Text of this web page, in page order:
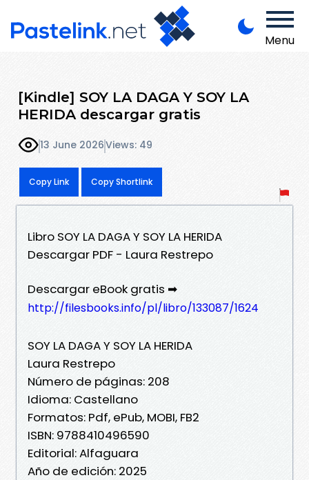
Menu
[Kindle] SOY LA DAGA Y SOY LA
HERIDA descargar gratis
13 June 2026Views: 49
Copy Link Copy Shortlink
Libro SOY LA DAGA Y SOY LA HERIDA
Descargar PDF - Laura Restrepo
Descargar eBook gratis ➡
http://filesbooks.info/pl/libro/133087/1624
SOY LA DAGA Y SOY LA HERIDA
Laura Restrepo
Número de páginas: 208
Idioma: Castellano
Formatos: Pdf, ePub, MOBI, FB2
ISBN: 9788410496590
Editorial: Alfaguara
Año de edición: 2025